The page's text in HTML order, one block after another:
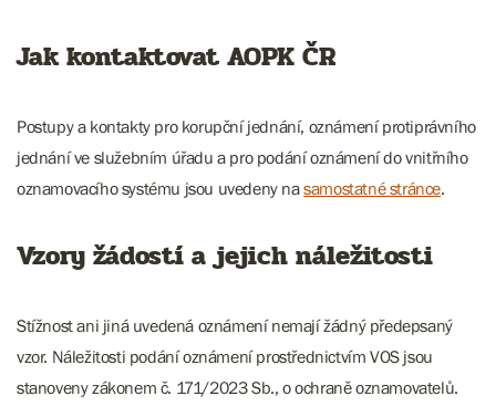
Jak kontaktovat AOPK ČR
Postupy a kontakty pro korupční jednání, oznámení protiprávního
jednání ve služebním úřadu a pro podání oznámení do vnitřního
oznamovacího systému jsou uvedeny nasamostatné stránce.
Vzory žádostí a jejich náležitosti
Stížnost ani jiná uvedená oznámení nemají žádný předepsaný
vzor. Náležitosti podání oznámení prostřednictvím VOS jsou
stanoveny zákonem č. 171/2023 Sb., o ochraně oznamovatelů.